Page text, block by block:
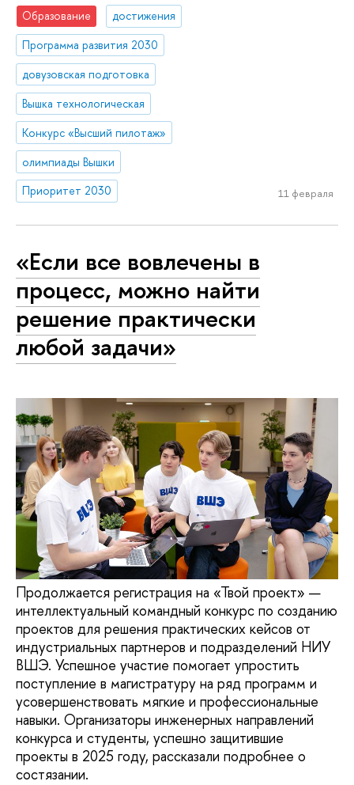
Образование
достижения
Программа развития 2030
довузовская подготовка
Вышка технологическая
Конкурс «Высший пилотаж»
олимпиады Вышки
Приоритет 2030
11 февраля
«Если все вовлечены в
процесс, можно найти
решение практически
любой задачи»
Продолжается регистрация на «Твой проект» —
интеллектуальный командный конкурс по созданию
проектов для решения практических кейсов от
индустриальных партнеров и подразделений НИУ
ВШЭ. Успешное участие помогает упростить
поступление в магистратуру на ряд программ и
усовершенствовать мягкие и профессиональные
навыки. Организаторы инженерных направлений
конкурса и студенты, успешно защитившие
проекты в 2025 году, рассказали подробнее о
состязании.